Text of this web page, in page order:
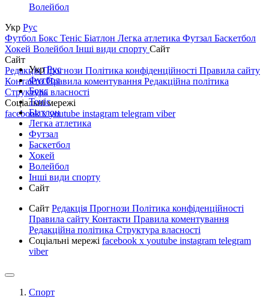
Волейбол
Укр Рус
Футбол Бокс Теніс Біатлон Легка атлетика Футзал Баскетбол
Хокей Волейбол Інші види спорту Сайт
Сайт
РедакціяПрогнози Політика конфіденційності Правила сайту
КонтактиПравила коментування Редакційна політика
Структура власності
Соціальні мережі
facebookxyoutube instagram telegram viber
УкрРус
Футбол
Бокс
Теніс
Біатлон
Легка атлетика
Футзал
Баскетбол
Хокей
Волейбол
Інші види спорту
Сайт
Сайт Редакція Прогнози Політика конфіденційності
Правила сайту Контакти Правила коментування
Редакційна політика Структура власності
Соціальні мережі facebook x youtube instagram telegram
viber
Спорт